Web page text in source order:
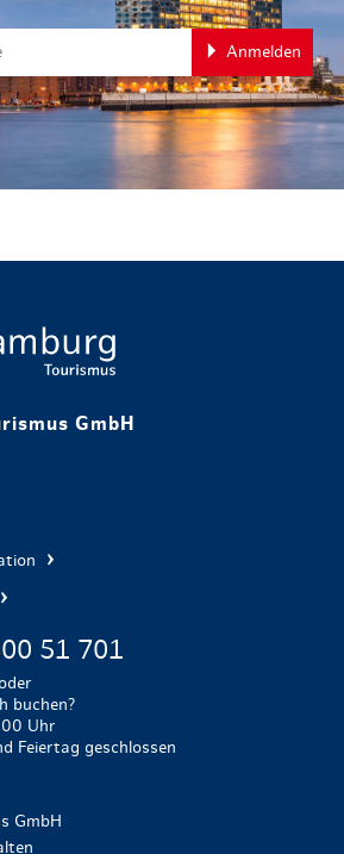
Anmelden
GmbH
51 701
buchen?
Uhr
Feiertag geschlossen
GmbH